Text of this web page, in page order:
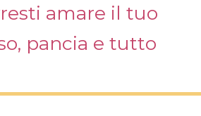
amare il tuo
pancia e tutto